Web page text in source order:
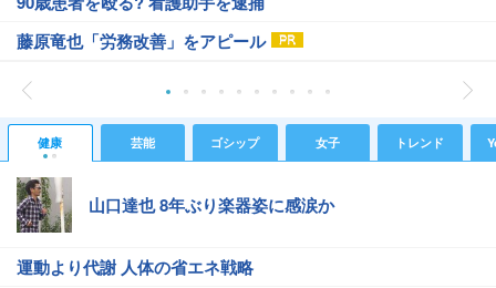
藤原竜也「労務改善」をアピール
健康 芸能 ゴシップ 女子 トレンド
山口達也 8年ぶり楽器姿に感涙か
運動より代謝 人体の省エネ戦略